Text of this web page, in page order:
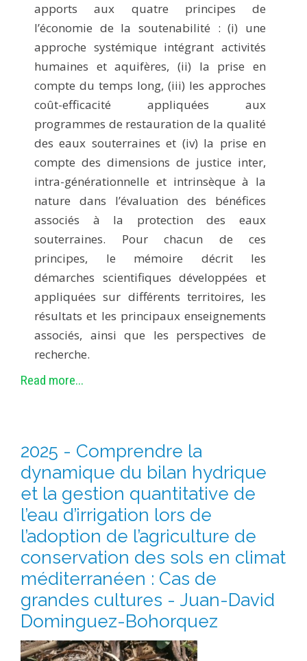
apports aux quatre principes de
l’économie de la soutenabilité : (i) une
approche systémique intégrant activités
humaines et aquifères, (ii) la prise en
compte du temps long, (iii) les approches
coût-efficacité appliquées aux
programmes de restauration de la qualité
des eaux souterraines et (iv) la prise en
compte des dimensions de justice inter,
intra-générationnelle et intrinsèque à la
nature dans l’évaluation des bénéfices
associés à la protection des eaux
souterraines. Pour chacun de ces
principes, le mémoire décrit les
démarches scientifiques développées et
appliquées sur différents territoires, les
résultats et les principaux enseignements
associés, ainsi que les perspectives de
recherche.
Read more...
2025 - Comprendre la
dynamique du bilan hydrique
et la gestion quantitative de
l’eau d’irrigation lors de
l’adoption de l’agriculture de
conservation des sols en climat
méditerranéen : Cas de
grandes cultures - Juan-David
Dominguez-Bohorquez